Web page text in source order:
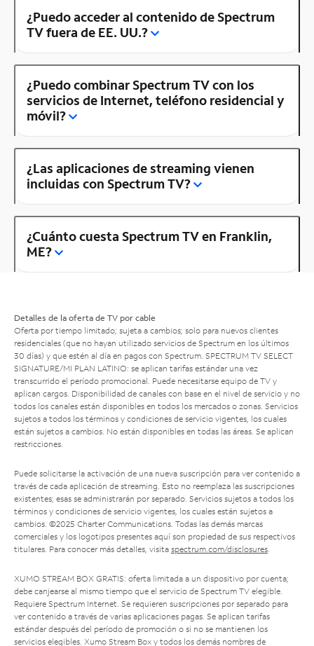
¿Puedo acceder al contenido de Spectrum
TV fuera de EE. UU.?
¿Puedo combinar Spectrum TV con los
servicios de Internet, teléfono residencial y
móvil?
¿Las aplicaciones de streaming vienen
incluidas con Spectrum TV?
¿Cuánto cuesta Spectrum TV en Franklin,
ME?
Detalles de la oferta de TV por cable
Oferta por tiempo limitado; sujeta a cambios; solo para nuevos clientes
residenciales (que no hayan utilizado servicios de Spectrum en los últimos
30 días) y que estén al día en pagos con Spectrum. SPECTRUM TV SELECT
SIGNATURE/MI PLAN LATINO: se aplican tarifas estándar una vez
transcurrido el período promocional. Puede necesitarse equipo de TV y
aplican cargos. Disponibilidad de canales con base en el nivel de servicio y no
todos los canales están disponibles en todos los mercados o zonas. Servicios
sujetos a todos los términos y condiciones de servicio vigentes, los cuales
están sujetos a cambios. No están disponibles en todas las áreas. Se aplican
restricciones.
Puede solicitarse la activación de una nueva suscripción para ver contenido a
través de cada aplicación de streaming. Esto no reemplaza las suscripciones
existentes; esas se administrarán por separado. Servicios sujetos a todos los
términos y condiciones de servicio vigentes, los cuales están sujetos a
cambios. ©2025 Charter Communications. Todas las demás marcas
comerciales y los logotipos presentes aquí son propiedad de sus respectivos
titulares. Para conocer más detalles, visita spectrum.com/disclosures.
XUMO STREAM BOX GRATIS: oferta limitada a un dispositivo por cuenta;
debe canjearse al mismo tiempo que el servicio de Spectrum TV elegible.
Requiere Spectrum Internet. Se requieren suscripciones por separado para
ver contenido a través de varias aplicaciones pagas. Se aplican tarifas
estándar después del período de promoción o si no se mantienen los
servicios elegibles. Xumo Stream Box y todos los demás nombres de